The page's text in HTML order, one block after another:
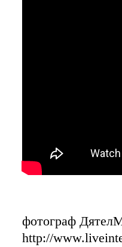
фотограф
http://